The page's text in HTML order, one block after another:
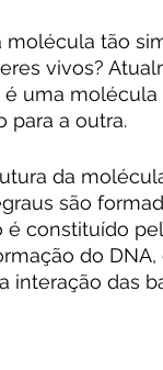
tão
vivos?
é uma molécula
para a outra.
da
são
é constituído
do
interação das